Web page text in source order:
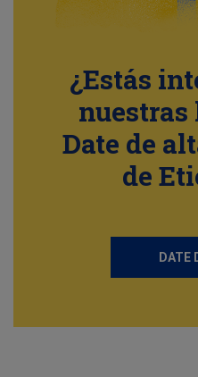
¿Estás
Date de
de
DATE